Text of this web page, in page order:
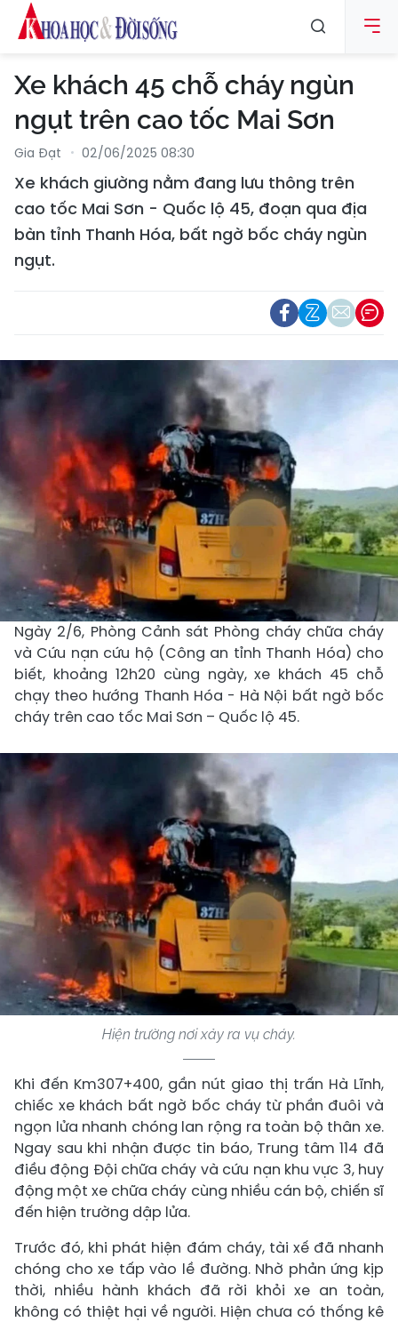
Xe khách 45 chỗ cháy ngùn
ngụt trên cao tốc Mai Sơn
Gia Đạt 02/06/2025 08:30
Xe khách giường nằm đang lưu thông trên
cao tốc Mai Sơn - Quốc lộ 45, đoạn qua địa
bàn tỉnh Thanh Hóa, bất ngờ bốc cháy ngùn
ngụt.
Ngày 2/6, Phòng Cảnh sát Phòng cháy chữa cháy
và Cứu nạn cứu hộ (Công an tỉnh Thanh Hóa) cho
biết, khoảng 12h20 cùng ngày, xe khách 45 chỗ
chạy theo hướng Thanh Hóa - Hà Nội bất ngờ bốc
cháy trên cao tốc Mai Sơn – Quốc lộ 45.
Hiện trường nơi xảy ra vụ cháy.
Khi đến Km307+400, gần nút giao thị trấn Hà Lĩnh,
chiếc xe khách bất ngờ bốc cháy từ phần đuôi và
ngọn lửa nhanh chóng lan rộng ra toàn bộ thân xe.
Ngay sau khi nhận được tin báo, Trung tâm 114 đã
điều động Đội chữa cháy và cứu nạn khu vực 3, huy
động một xe chữa cháy cùng nhiều cán bộ, chiến sĩ
đến hiện trường dập lửa.
Trước đó, khi phát hiện đám cháy, tài xế đã nhanh
chóng cho xe tấp vào lề đường. Nhờ phản ứng kịp
thời, nhiều hành khách đã rời khỏi xe an toàn,
không có thiệt hại về người. Hiện chưa có thống kê